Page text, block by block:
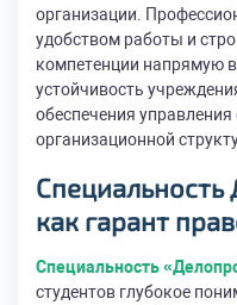
организации.
удобством работы и
компетенции напрямую
устойчивость
обеспечения
организационной
Специальность
как гарант
Специальность
студентов глубокое